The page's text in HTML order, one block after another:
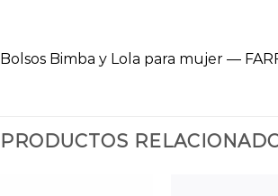
Bolsos Bimba y Lola para mujer —
PRODUCTOS